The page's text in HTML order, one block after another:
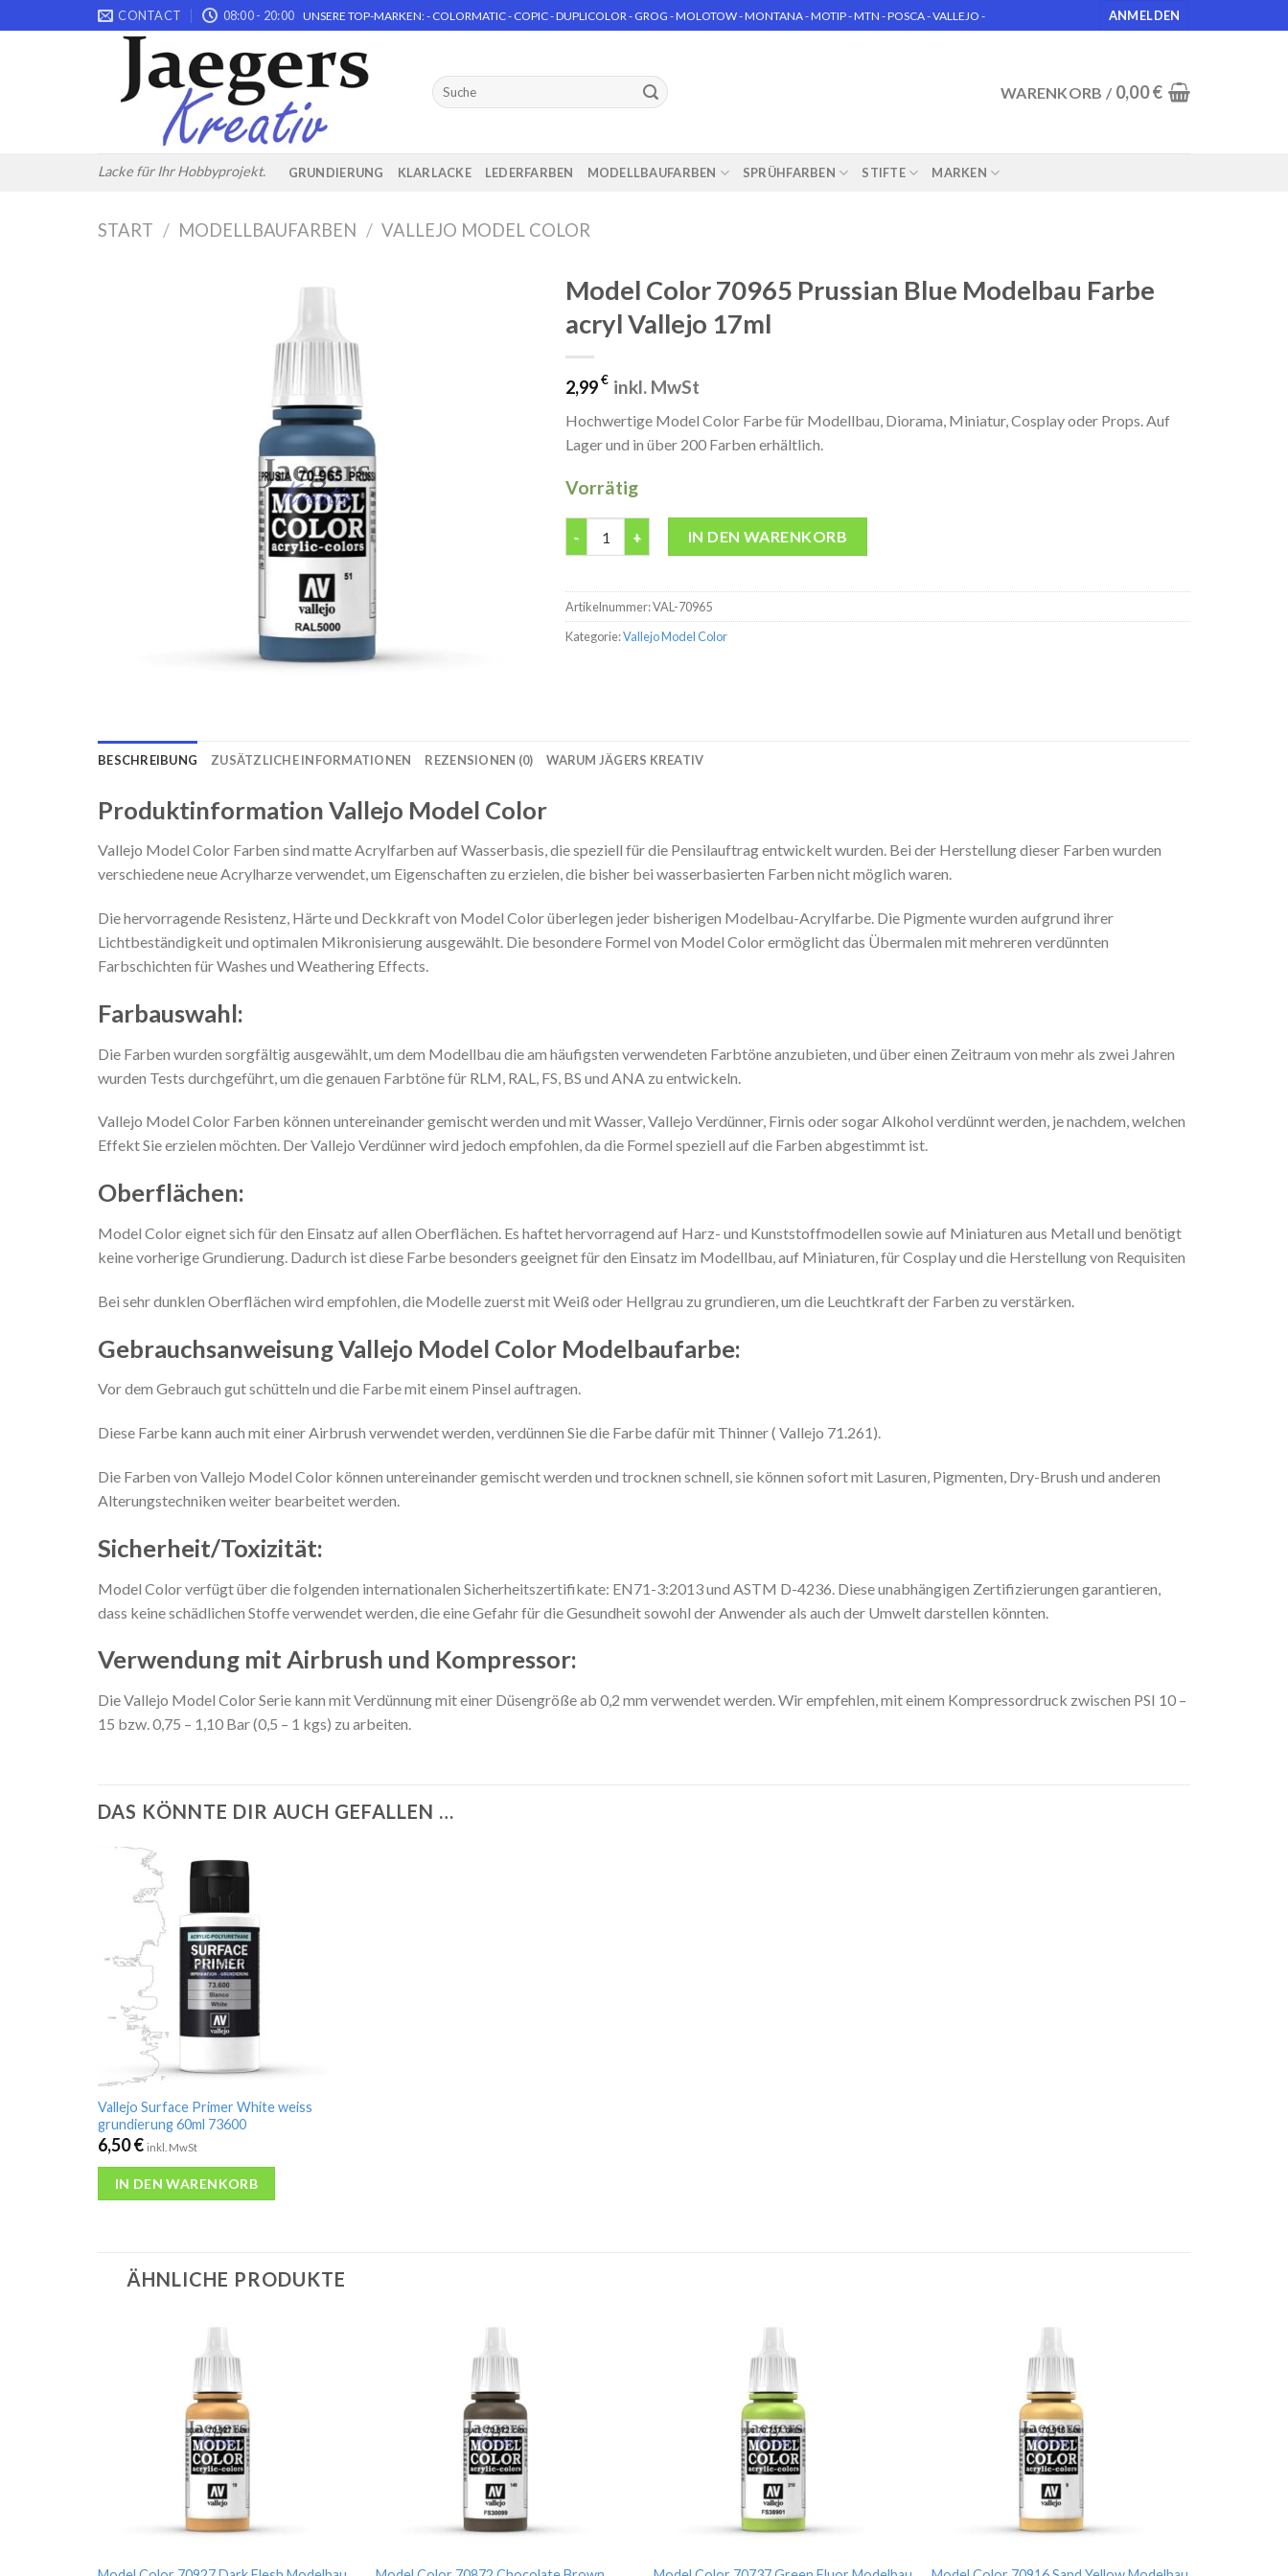
to
CONTACT 08:00 - 20:00 UNSERE TOP-MARKEN: - COLORMATIC - COPIC - DUPLICOLOR - GROG - MOLOTOW - MONTANA - MOTIP - MTN - POSCA - VALLEJO - ANMELDEN
Lacke für Ihr Hobbyprojekt.
Suchen
nach:
WARENKORB / 0,00€
GRUNDIERUNG KLARLACKE LEDERFARBEN MODELLBAUFARBEN SPRÜHFARBEN STIFTE MARKEN
START / MODELLBAUFARBEN / VALLEJO MODEL COLOR
Model Color 70965 Prussian Blue Modelbau Farbe
acryl Vallejo 17ml
2,99€ inkl. MwSt
Hochwertige Model Color Farbe für Modellbau, Diorama, Miniatur, Cosplay oder Props. Auf
Lager und in über 200 Farben erhältlich.
Vorrätig
IN DEN WARENKORB
Artikelnummer:VAL-70965
Kategorie:Vallejo Model Color
BESCHREIBUNG ZUSÄTZLICHE INFORMATIONEN REZENSIONEN (0) WARUM JÄGERS KREATIV
Produktinformation Vallejo Model Color
Vallejo Model Color Farben sind matte Acrylfarben auf Wasserbasis, die speziell für die Pensilauftrag entwickelt wurden. Bei der Herstellung dieser Farben wurden
verschiedene neue Acrylharze verwendet, um Eigenschaften zu erzielen, die bisher bei wasserbasierten Farben nicht möglich waren.
Die hervorragende Resistenz, Härte und Deckkraft von Model Color überlegen jeder bisherigen Modelbau-Acrylfarbe. Die Pigmente wurden aufgrund ihrer
Lichtbeständigkeit und optimalen Mikronisierung ausgewählt. Die besondere Formel von Model Color ermöglicht das Übermalen mit mehreren verdünnten
Farbschichten für Washes und Weathering Effects.
Farbauswahl:
Die Farben wurden sorgfältig ausgewählt, um dem Modellbau die am häufigsten verwendeten Farbtöne anzubieten, und über einen Zeitraum von mehr als zwei Jahren
wurden Tests durchgeführt, um die genauen Farbtöne für RLM, RAL, FS, BS und ANA zu entwickeln.
Vallejo Model Color Farben können untereinander gemischt werden und mit Wasser, Vallejo Verdünner, Firnis oder sogar Alkohol verdünnt werden, je nachdem, welchen
Effekt Sie erzielen möchten. Der Vallejo Verdünner wird jedoch empfohlen, da die Formel speziell auf die Farben abgestimmt ist.
Oberflächen:
Model Color eignet sich für den Einsatz auf allen Oberflächen. Es haftet hervorragend auf Harz- und Kunststoffmodellen sowie auf Miniaturen aus Metall und benötigt
keine vorherige Grundierung. Dadurch ist diese Farbe besonders geeignet für den Einsatz im Modellbau, auf Miniaturen, für Cosplay und die Herstellung von Requisiten
Bei sehr dunklen Oberflächen wird empfohlen, die Modelle zuerst mit Weiß oder Hellgrau zu grundieren, um die Leuchtkraft der Farben zu verstärken.
Gebrauchsanweisung Vallejo Model Color Modelbaufarbe:
Vor dem Gebrauch gut schütteln und die Farbe mit einem Pinsel auftragen.
Diese Farbe kann auch mit einer Airbrush verwendet werden, verdünnen Sie die Farbe dafür mit Thinner ( Vallejo 71.261).
Die Farben von Vallejo Model Color können untereinander gemischt werden und trocknen schnell, sie können sofort mit Lasuren, Pigmenten, Dry-Brush und anderen
Alterungstechniken weiter bearbeitet werden.
Sicherheit/Toxizität:
Model Color verfügt über die folgenden internationalen Sicherheitszertifikate: EN71-3:2013 und ASTM D-4236. Diese unabhängigen Zertifizierungen garantieren,
dass keine schädlichen Stoffe verwendet werden, die eine Gefahr für die Gesundheit sowohl der Anwender als auch der Umwelt darstellen könnten.
Verwendung mit Airbrush und Kompressor:
Die Vallejo Model Color Serie kann mit Verdünnung mit einer Düsengröße ab 0,2 mm verwendet werden. Wir empfehlen, mit einem Kompressordruck zwischen PSI 10 –
15 bzw. 0,75 – 1,10 Bar (0,5 – 1 kgs) zu arbeiten.
DAS KÖNNTE DIR AUCH GEFALLEN …
Vallejo Surface Primer White weiss
grundierung 60ml 73600
6,50€ inkl. MwSt
IN DEN WARENKORB
ÄHNLICHE PRODUKTE